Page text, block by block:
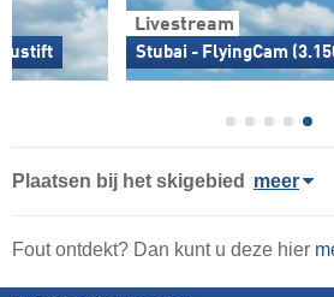
Livestream
Stubai - FlyingCam
Plaatsen bij het skigebied meer
Fout ontdekt? Dan kunt u deze hier